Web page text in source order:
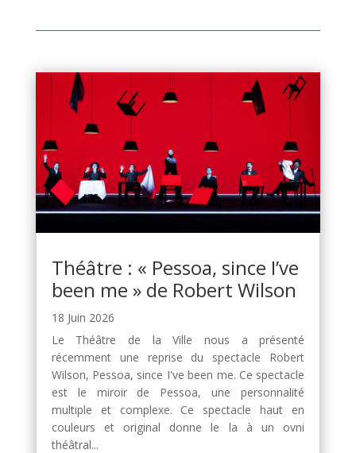
Théâtre : « Pessoa, since I’ve
been me » de Robert Wilson
18 Juin 2026
Le Théâtre de la Ville nous a présenté
récemment une reprise du spectacle Robert
Wilson, Pessoa, since I've been me. Ce spectacle
est le miroir de Pessoa, une personnalité
multiple et complexe. Ce spectacle haut en
couleurs et original donne le la à un ovni
théâtral...